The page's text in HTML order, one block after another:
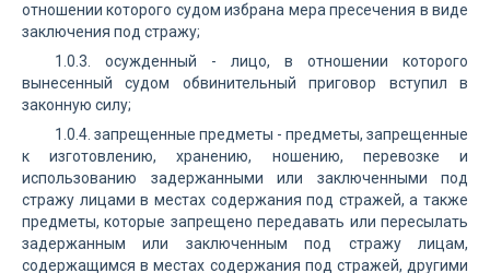
отношении которого судом избрана мера пресечения в виде
заключения под стражу;
1.0.3. осужденный - лицо, в отношении которого
вынесенный судом обвинительный приговор вступил в
законную силу;
1.0.4. запрещенные предметы - предметы, запрещенные
к изготовлению, хранению, ношению, перевозке и
использованию задержанными или заключенными под
стражу лицами в местах содержания под стражей, а также
предметы, которые запрещено передавать или пересылать
задержанным или заключенным под стражу лицам,
содержащимся в местах содержания под стражей, другими